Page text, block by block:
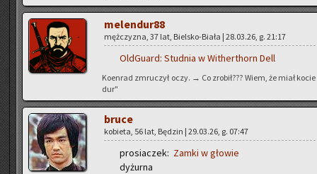
me­len­du­r88
męż­czy­zna, 37 lat, Biel­sko-Bia­ła | 28.03.26, g. 21:17
Old­Gu­ard: Stud­nia w Wi­ther­thorn Dell
Ko­en­rad zmru­czył oczy. → Co zro­bił??? Wiem, że miał
dur"
bruce
ko­bie­ta, 56 lat, Bę­dzin | 29.03.26, g. 07:47
pro­sia­czek: Zamki w gło­wie
dy­żur­na